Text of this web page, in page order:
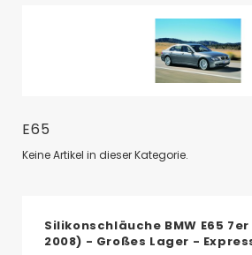
E65
Keine Artikel in dieser Kategorie.
Silikonschläuche BMW E65 7er
2008) - Großes Lager -